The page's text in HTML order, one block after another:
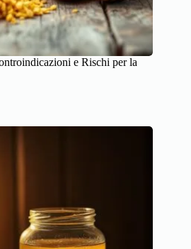
e Rischi per la